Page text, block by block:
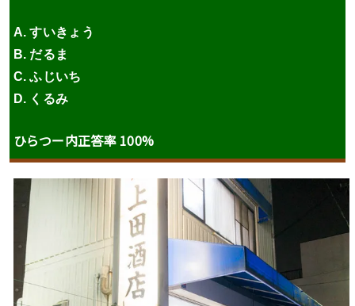
A. すいきょう
B. だるま
C. ふじいち
D. くるみ
ひらつー内正答率 100%